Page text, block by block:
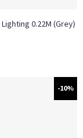
0.22M (Grey)
-10%